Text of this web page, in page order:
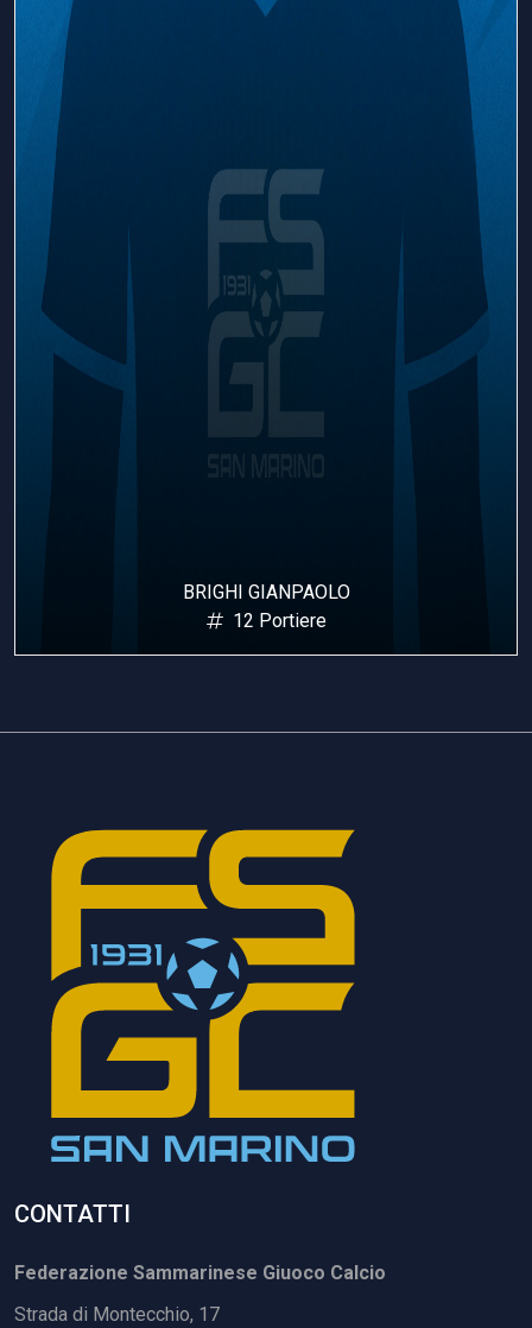
BRIGHI GIANPAOLO
12 Portiere
CONTATTI
Federazione Sammarinese Giuoco Calcio
Strada di Montecchio, 17